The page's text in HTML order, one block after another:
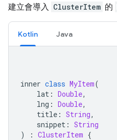
建立會導入 ClusterItem 的
Kotlin Java
inner class MyItem(
lat : Double,
lng : Double,
title : String,
snippet : String
)
: ClusterItem {